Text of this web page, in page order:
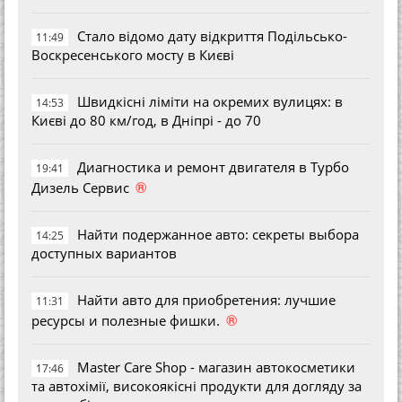
11:49
Стало відомо дату відкриття Подільсько-
Воскресенського мосту в Києві
14:53
Швидкісні ліміти на окремих вулицях: в
Києві до 80 км/год, в Дніпрі - до 70
19:41
Диагностика и ремонт двигателя в Турбо
Дизель Сервис ®
14:25
Найти подержанное авто: секреты выбора
доступных вариантов
11:31
Найти авто для приобретения: лучшие
ресурсы и полезные фишки. ®
17:46
Master Care Shop - магазин автокосметики
та автохімії, високоякісні продукти для догляду за